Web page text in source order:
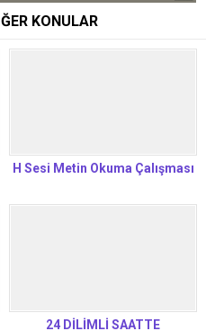
KONULAR
H Sesi Metin Okuma Çalışması
24 DİLİMLİ SAATTE